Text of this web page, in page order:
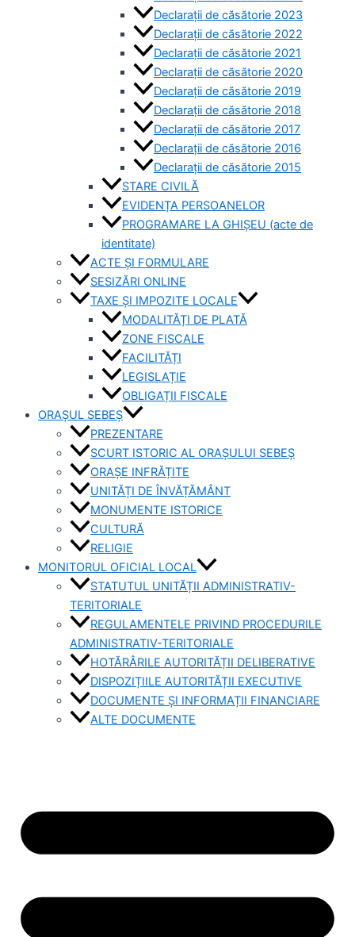
Declarații de căsătorie 2023
Declarații de căsătorie 2022
Declarații de căsătorie 2021
Declarații de căsătorie 2020
Declarații de căsătorie 2019
Declarații de căsătorie 2018
Declarații de căsătorie 2017
Declarații de căsătorie 2016
Declarații de căsătorie 2015
STARE CIVILĂ
EVIDENȚA PERSOANELOR
PROGRAMARE LA GHIȘEU (acte de
identitate)
ACTE ȘI FORMULARE
SESIZĂRI ONLINE
TAXE ȘI IMPOZITE LOCALE
MODALITĂȚI DE PLATĂ
ZONE FISCALE
FACILITĂȚI
LEGISLAȚIE
OBLIGAȚII FISCALE
ORAȘUL SEBEȘ
PREZENTARE
SCURT ISTORIC AL ORAȘULUI SEBEȘ
ORAȘE INFRĂȚITE
UNITĂȚI DE ÎNVĂȚĂMÂNT
MONUMENTE ISTORICE
CULTURĂ
RELIGIE
MONITORUL OFICIAL LOCAL
STATUTUL UNITĂȚII ADMINISTRATIV-
TERITORIALE
REGULAMENTELE PRIVIND PROCEDURILE
ADMINISTRATIV-TERITORIALE
HOTĂRÂRILE AUTORITĂȚII DELIBERATIVE
DISPOZIȚIILE AUTORITĂȚII EXECUTIVE
DOCUMENTE ȘI INFORMAȚII FINANCIARE
ALTE DOCUMENTE